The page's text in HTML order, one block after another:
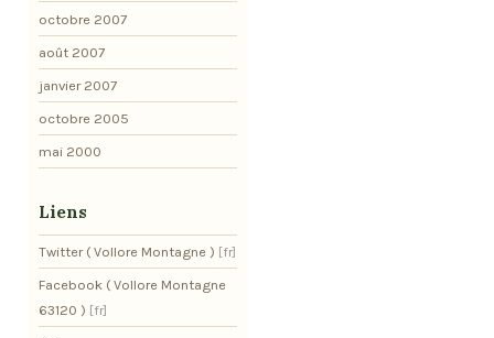
octobre 2007
août 2007
janvier 2007
octobre 2005
mai 2000
Liens
Twitter ( Vollore Montagne )
Facebook ( Vollore Montagne
63120 )